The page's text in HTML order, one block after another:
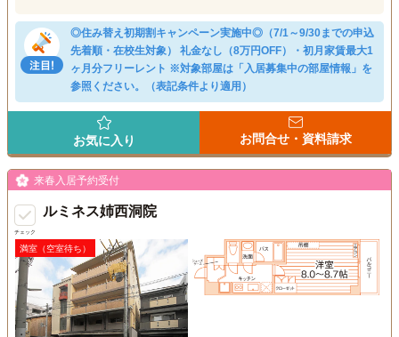
◎住み替え初期割キャンペーン実施中◎（7/1～9/30までの申込
先着順・在校生対象） 礼金なし（8万円OFF）・初月家賃最大1
ヶ月分フリーレント ※対象部屋は「入居募集中の部屋情報」を
参照ください。（表記条件より適用）
お気に入り お問合せ・資料請求
チェック
来春入居予約受付
ルミネス姉西洞院
満室（空室待ち）